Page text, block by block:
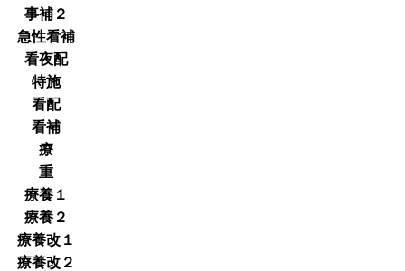
事補２
急性看補
看夜配
特施
看配
看補
療
重
療養１
療養２
療養改１
療養改２